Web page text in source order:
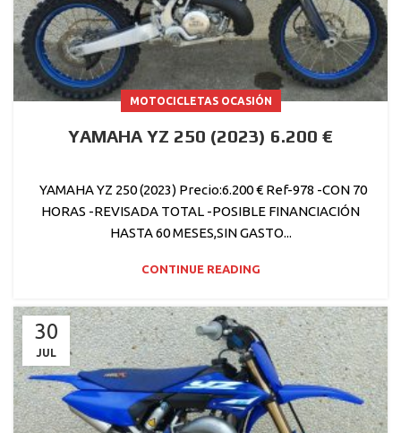
MOTOCICLETAS OCASIÓN
YAMAHA YZ 250 (2023) 6.200 €
YAMAHA YZ 250 (2023) Precio:6.200 € Ref-978 -CON 70
HORAS -REVISADA TOTAL -POSIBLE FINANCIACIÓN
HASTA 60 MESES,SIN GASTO...
CONTINUE READING
30
JUL